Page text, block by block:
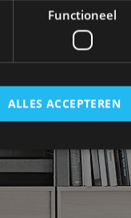
Functioneel
ALLES ACCEPTEREN